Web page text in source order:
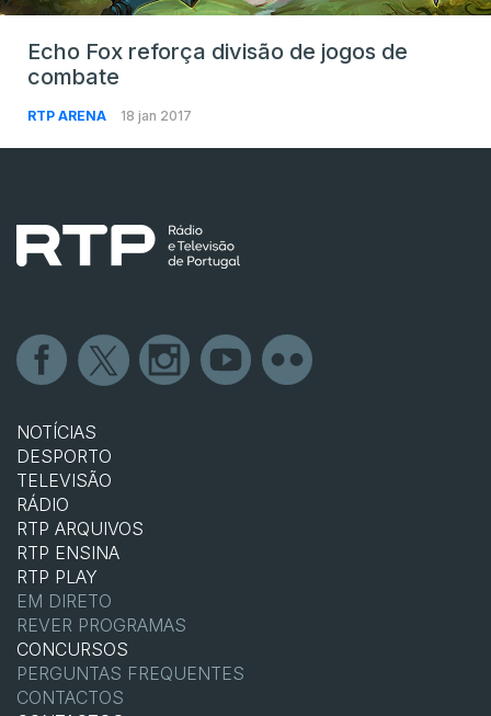
Echo Fox reforça divisão de jogos de
combate
RTP ARENA 18 jan 2017
NOTÍCIAS
DESPORTO
TELEVISÃO
RÁDIO
RTP ARQUIVOS
RTP ENSINA
RTP PLAY
EM DIRETO
REVER PROGRAMAS
CONCURSOS
PERGUNTAS FREQUENTES
CONTACTOS